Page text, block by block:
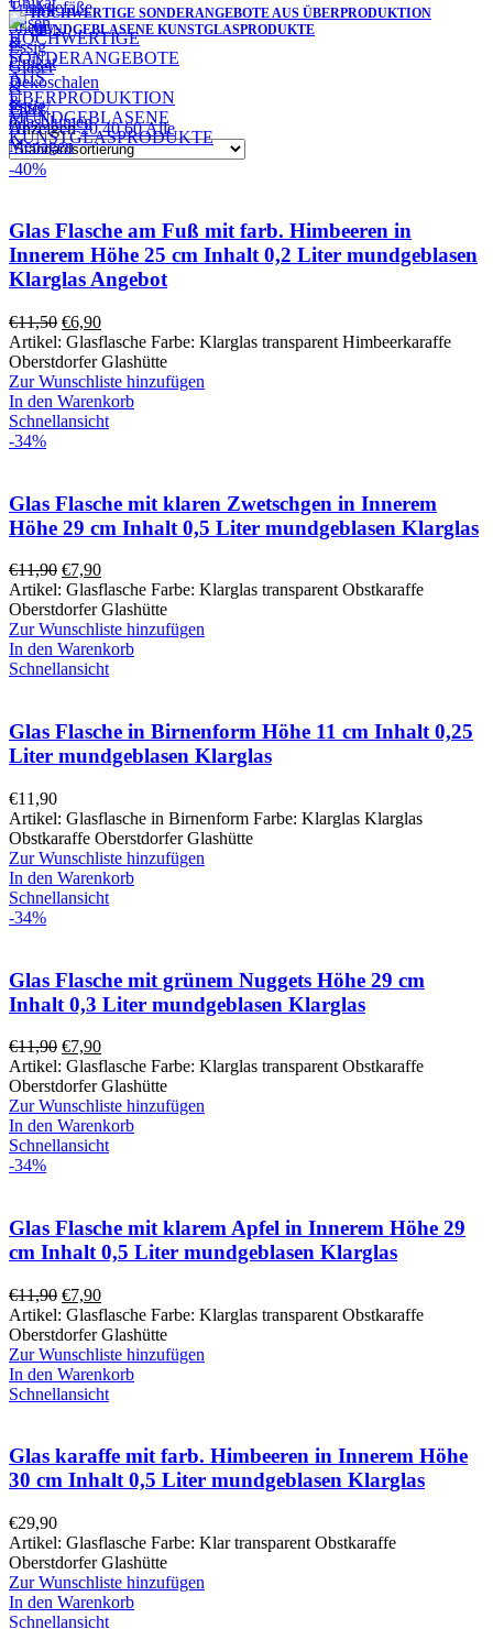
HOCHWERTIGE SONDERANGEBOTE AUS ÜBERPRODUKTION
MUNDGEBLASENE KUNSTGLASPRODUKTE
Filter
Anzeigen204060Alle
-40%
Glas Flasche am Fuß mit farb. Himbeeren in
Innerem Höhe 25 cm Inhalt 0,2 Liter mundgeblasen
Klarglas Angebot
€11,50 €6,90
Artikel: Glasflasche Farbe: Klarglas transparent Himbeerkaraffe
Oberstdorfer Glashütte
Zur Wunschliste hinzufügen
In den Warenkorb
Schnellansicht
-34%
Glas Flasche mit klaren Zwetschgen in Innerem
Höhe 29 cm Inhalt 0,5 Liter mundgeblasen Klarglas
€11,90 €7,90
Artikel: Glasflasche Farbe: Klarglas transparent Obstkaraffe
Oberstdorfer Glashütte
Zur Wunschliste hinzufügen
In den Warenkorb
Schnellansicht
Glas Flasche in Birnenform Höhe 11 cm Inhalt 0,25
Liter mundgeblasen Klarglas
€11,90
Artikel: Glasflasche in Birnenform Farbe: Klarglas Klarglas
Obstkaraffe Oberstdorfer Glashütte
Zur Wunschliste hinzufügen
In den Warenkorb
Schnellansicht
-34%
Glas Flasche mit grünem Nuggets Höhe 29 cm
Inhalt 0,3 Liter mundgeblasen Klarglas
€11,90 €7,90
Artikel: Glasflasche Farbe: Klarglas transparent Obstkaraffe
Oberstdorfer Glashütte
Zur Wunschliste hinzufügen
In den Warenkorb
Schnellansicht
-34%
Glas Flasche mit klarem Apfel in Innerem Höhe 29
cm Inhalt 0,5 Liter mundgeblasen Klarglas
€11,90 €7,90
Artikel: Glasflasche Farbe: Klarglas transparent Obstkaraffe
Oberstdorfer Glashütte
Zur Wunschliste hinzufügen
In den Warenkorb
Schnellansicht
Glas karaffe mit farb. Himbeeren in Innerem Höhe
30 cm Inhalt 0,5 Liter mundgeblasen Klarglas
€29,90
Artikel: Glasflasche Farbe: Klar transparent Obstkaraffe
Oberstdorfer Glashütte
Zur Wunschliste hinzufügen
In den Warenkorb
Schnellansicht